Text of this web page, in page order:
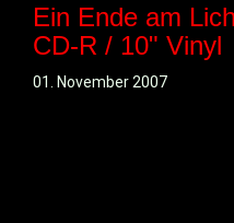
Ein Ende am
CD-R / 10" Vinyl
01. November 2007